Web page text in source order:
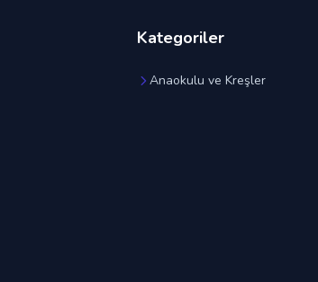
Kategoriler
Anaokulu ve Kreşler